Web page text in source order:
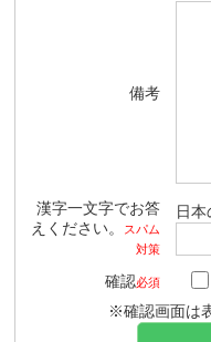
備考
漢字一文字でお答
えください。
スパム
対策
日本
確認必須
※確認画面は